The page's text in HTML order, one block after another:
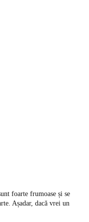
foarte frumoase și se
Așadar, dacă vrei un